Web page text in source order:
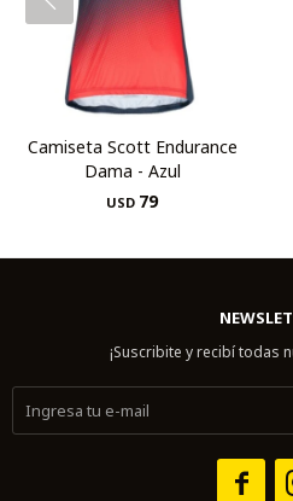
Camiseta Scott Endurance
Dama - Azul
USD 79
¡Suscribite y recibí todas
